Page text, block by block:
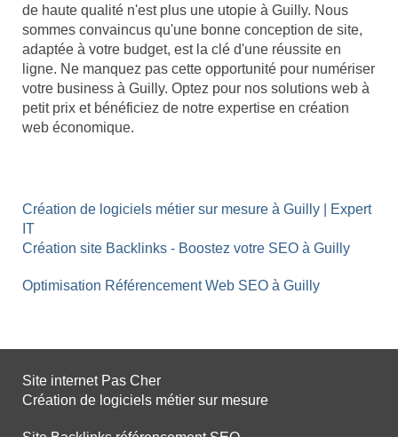
de haute qualité n'est plus une utopie à Guilly. Nous
sommes convaincus qu'une bonne conception de site,
adaptée à votre budget, est la clé d'une réussite en
ligne. Ne manquez pas cette opportunité pour numériser
votre business à Guilly. Optez pour nos solutions web à
petit prix et bénéficiez de notre expertise en création
web économique.
Création de logiciels métier sur mesure à Guilly | Expert
IT
Création site Backlinks - Boostez votre SEO à Guilly
Optimisation Référencement Web SEO à Guilly
Site internet Pas Cher
Création de logiciels métier sur mesure